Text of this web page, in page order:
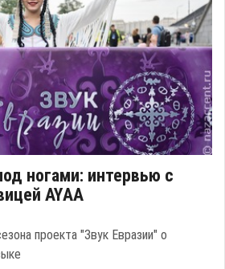
ногами: интервью с
AYАA
проекта "Звук Евразии" о